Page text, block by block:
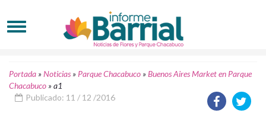
Portada »Noticias » Parque Chacabuco »Buenos Aires Market en Parque
Chacabuco »a1
Publicado: 11 / 12 /2016